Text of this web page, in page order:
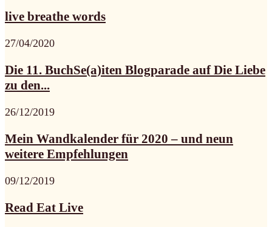
live breathe words
27/04/2020
Die 11. BuchSe(a)iten Blogparade auf Die Liebe
zu den...
26/12/2019
Mein Wandkalender für 2020 – und neun
weitere Empfehlungen
09/12/2019
Read Eat Live